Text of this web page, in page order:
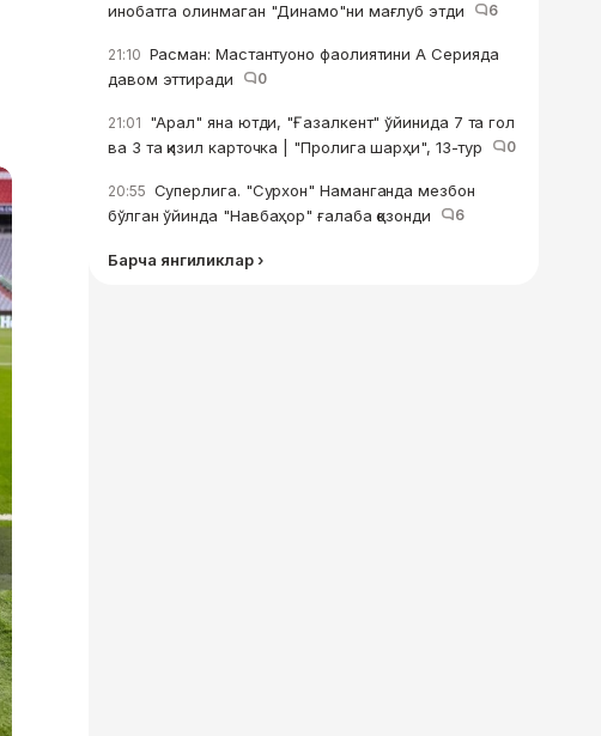
инобатга олинмаган "Динамо"ни мағлуб этди
6
21:10 Расман: Мастантуоно фаолиятини А Серияда
давом эттиради
0
21:01 "Арал" яна ютди, "Ғазалкент" ўйинида 7 та гол
ва 3 та қизил карточка | "Пролига шарҳи", 13-тур
0
20:55 Суперлига. "Сурхон" Наманганда мезбон
бўлган ўйинда "Навбаҳор" ғалаба қозонди
6
Барча янгиликлар ›